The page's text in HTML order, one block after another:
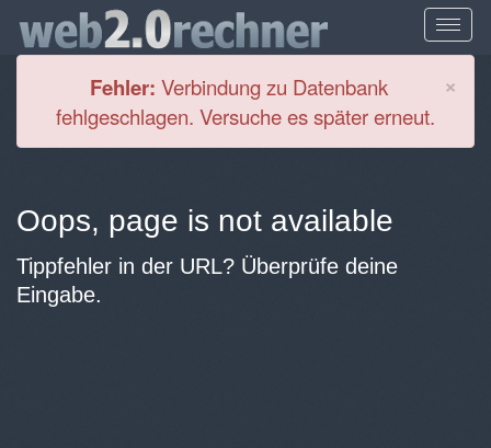
×
Fehler: Verbindung zu Datenbank
fehlgeschlagen. Versuche es später erneut.
Oops, page is not available
Tippfehler in der URL? Überprüfe deine
Eingabe.